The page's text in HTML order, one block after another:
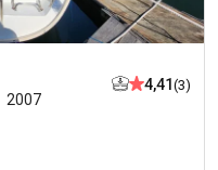
2007
4,41 (3)